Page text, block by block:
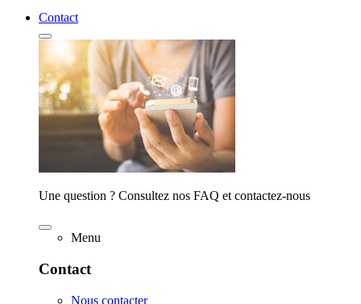
Contact
Une question ? Consultez nos FAQ et contactez-nous
Menu
Contact
Nous contacter